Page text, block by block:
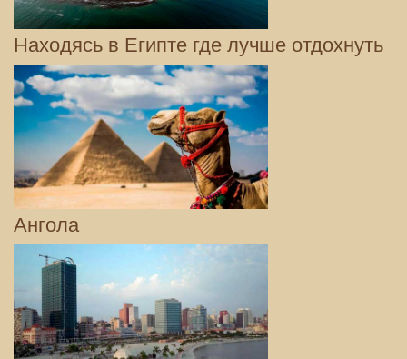
Находясь в Египте где лучше отдохнуть
Ангола